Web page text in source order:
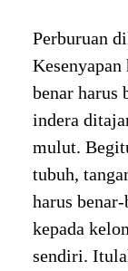
Perburuan
benar harus
indera
mulut.
tubuh,
harus
kepada
sendiri.